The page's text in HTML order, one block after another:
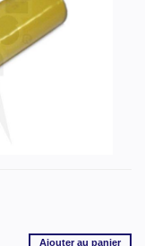
Ajouterau panier